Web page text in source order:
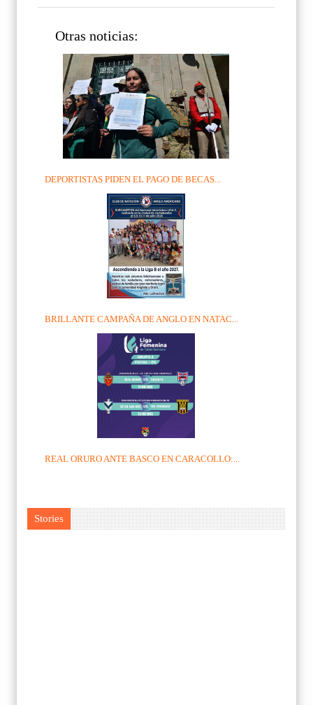
Otras noticias:
DEPORTISTAS PIDEN EL PAGO DE BECAS...
BRILLANTE CAMPAÑA DE ANGLO EN NATAC...
REAL ORURO ANTE BASCO EN CARACOLLO:...
Stories